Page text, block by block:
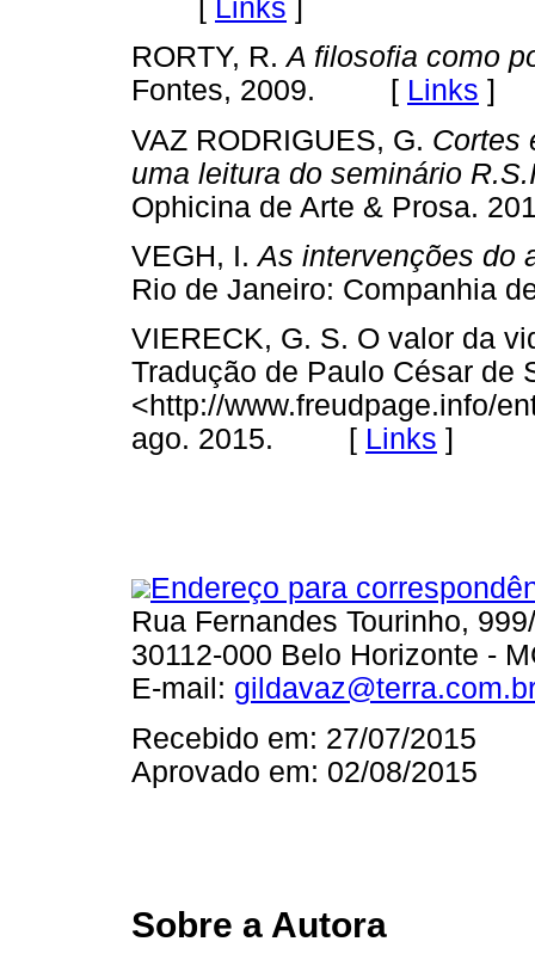
Links
RORTY, R.A filosofia como
Fontes, 2009. [ Links ]
VAZ RODRIGUES, G. Cortes
uma leitura do seminário
Ophicina de Arte &
VEGH, I.As intervenções do
Rio de Janeiro:
VIERECK, G. S. O valor da
Tradução de Paulo César de
<http://www.freudpage.info/
ago. 2015. [ Links ]
Endereço para
Rua Fernandes Tourinho,
30112-000 Belo Horizonte -
E-mail:
Recebido em: 27/07/2015
Aprovado em: 02/08/2015
Sobre a Autora